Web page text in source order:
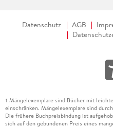
Datenschutz AGB
1 Mängelexemplare sind Bücher mit
einschränken. Mängelexemplare sind
Die frühere Buchpreisbindung ist
sich auf den gebundenen Preis eines